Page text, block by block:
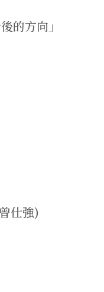
的方向」
仕強)